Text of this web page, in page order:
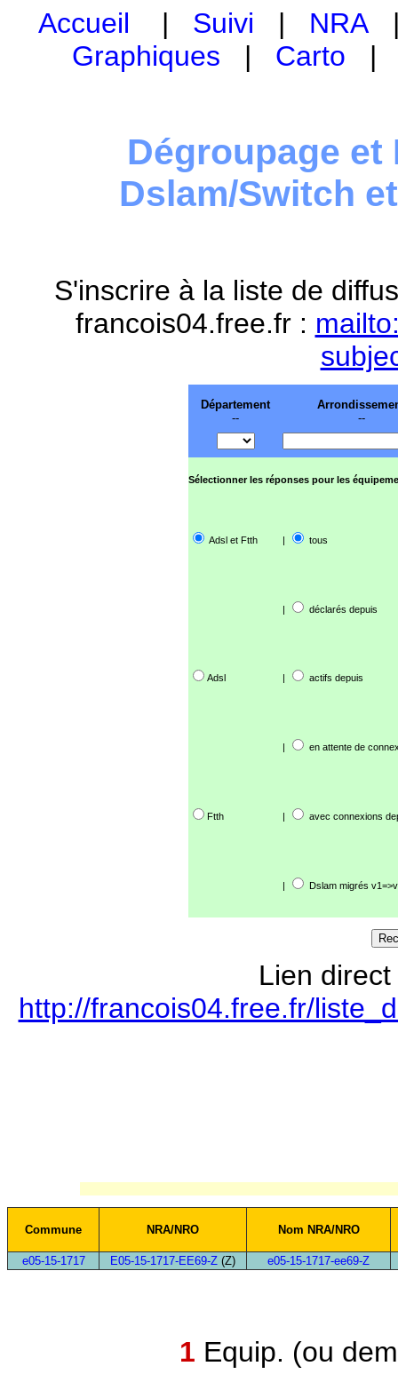
Accueil | Suivi | NRA
Graphiques | Carto
Dégroupage et
Dslam/Switch
S'inscrire à la liste de
francois04.free.fr :
Département
--
--
Sélectionner les réponses pour les
Adsl et Ftth | tous
| déclarés depuis
Adsl | actifs depuis
| en attente de
Ftth | avec connexions
| Dslam migrés
Lien
http://francois04.free.fr/
Commune NRA/NRO Nom NRA/NRO
e05-15-1717 E05-15-1717-EE69-Z (Z) e05-15-1717-ee69-Z
1 Equip. (ou